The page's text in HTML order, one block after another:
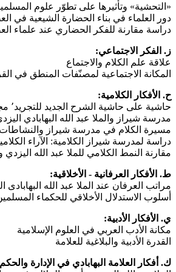
«التحشية» وتأثيرها على تطوّر علوم
دور العلماء في بناء الحضارة الشيعية في
دراسة مقارنة للفكر الحضاري عند علماء
ز. الفكر الاجتماعي:
علاقة علم الكلام والاجتماع
المكانة الاجتماعية لمصنّفات المنطق في
ح. الأفكار الكلامية:
حاشية على حاشية الشرح الجديد للتجريد٬ مجلى الكلام والحكمة البرهانية للعلامة عبد الله البهابادي
مدرسة شيراز والملا عبد الله البهابادي
مسيرة الكلام في مدرسة شيراز والنشاطات
دراسة لمدرسة شيراز الكلامية: الآراء
مقارنة النمط الكلامي للملا عبد الله
ط. الأفكار العرفانية - الأخلاقية:
مراتب العرفان عند الملا عبد الله البهابادی
أسلوب الاستدلال الأخلاقي للحكماء
ي. الأفكار الأدبية:
مكانة الأدب العربي في العلوم الإسلامية
القدرة الأدبية والبلاغية للعلامة
ك. أفكار العلامة البهابادي في الإدارة والحكم